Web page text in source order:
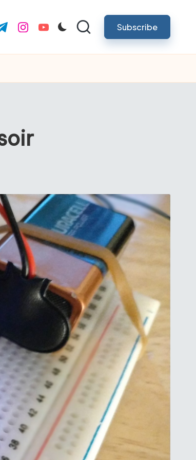
instagram.com
youtube.com Subscribe